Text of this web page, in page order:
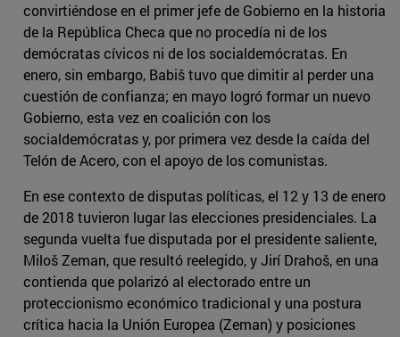
convirtiéndose en el primer jefe de Gobierno en la historia
de la República Checa que no procedía ni de los
demócratas cívicos ni de los socialdemócratas. En
enero, sin embargo, Babiš tuvo que dimitir al perder una
cuestión de confianza; en mayo logró formar un nuevo
Gobierno, esta vez en coalición con los
socialdemócratas y, por primera vez desde la caída del
Telón de Acero, con el apoyo de los comunistas.
En ese contexto de disputas políticas, el 12 y 13 de enero
de 2018 tuvieron lugar las elecciones presidenciales. La
segunda vuelta fue disputada por el presidente saliente,
Miloš Zeman, que resultó reelegido, y Jirí Drahoš, en una
contienda que polarizó al electorado entre un
proteccionismo económico tradicional y una postura
crítica hacia la Unión Europea (Zeman) y posiciones